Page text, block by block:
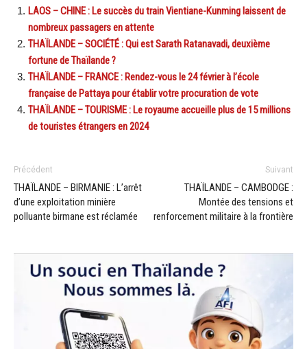
LAOS – CHINE : Le succès du train Vientiane-Kunming laissent de
nombreux passagers en attente
THAÏLANDE – SOCIÉTÉ : Qui est Sarath Ratanavadi, deuxième
fortune de Thaïlande ?
THAÏLANDE – FRANCE : Rendez-vous le 24 février à l’école
française de Pattaya pour établir votre procuration de vote
THAÏLANDE – TOURISME : Le royaume accueille plus de 15 millions
de touristes étrangers en 2024
Précédent
THAÏLANDE – BIRMANIE : L’arrêt
d’une exploitation minière
polluante birmane est réclamée
Suivant
THAÏLANDE – CAMBODGE :
Montée des tensions et
renforcement militaire à la frontière